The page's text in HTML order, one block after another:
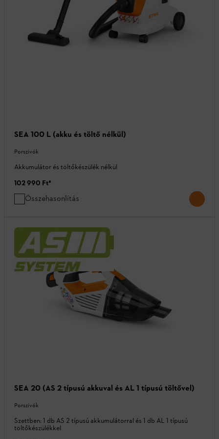
SEA 100 L (akku és töltő nélkül)
Porszívók
Akkumulátor és töltőkészülék nélkül
102 990 Ft*
Összehasonlítás
SEA 20 (AS 2 típusú akkuval és AL 1 típusú töltővel)
Porszívók
Szettben: 1 db AS 2 típusú akkumulátorral és 1 db AL 1 típusú
töltőkészülékkel